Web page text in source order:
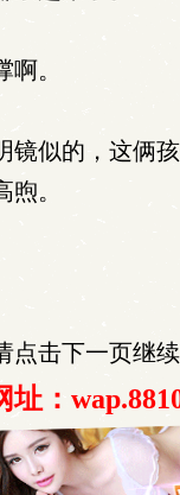
。
似的，这俩
。
击下一页继续
址：